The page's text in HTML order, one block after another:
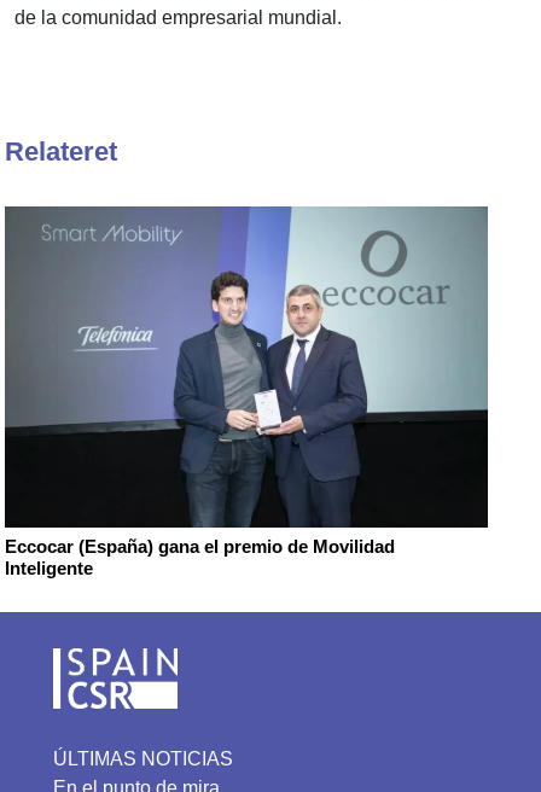
de la comunidad empresarial mundial.
Relateret
Eccocar (España) gana el premio de Movilidad
Inteligente
ÚLTIMAS NOTICIAS